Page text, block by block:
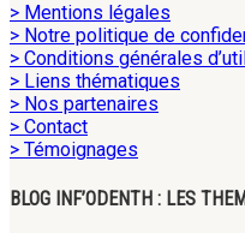
> Mentions légales
> Notre politique de
> Conditions générales
> Liens thématiques
> Nos partenaires
> Contact
> Témoignages
BLOG INF’ODENTH : LES